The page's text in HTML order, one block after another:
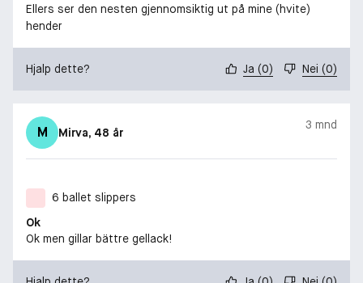
Ellers ser den nesten gjennomsiktig ut på mine (hvite)
hender
Hjalp dette? Ja (0) Nei (0)
M Mirva, 48 år
3 mnd
6 ballet slippers
Ok
Ok men gillar bättre gellack!